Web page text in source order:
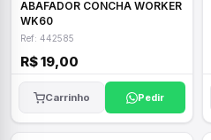
ABAFADOR CONCHA WORKER
WK60
Ref: 442585
R$ 19,00
Carrinho Pedir